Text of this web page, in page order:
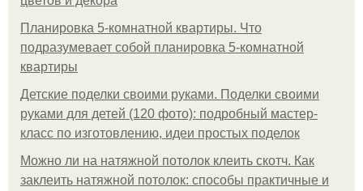
Планировка 5-комнатной квартиры. Что
подразумевает собой планировка 5-комнатной
квартиры
Детские поделки своими руками. Поделки своими
руками для детей (120 фото): подробный мастер-
класс по изготовлению, идеи простых поделок
Можно ли на натяжной потолок клеить скотч. Как
заклеить натяжной потолок: способы практичные и